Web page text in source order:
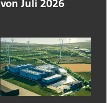
von Juli 2026